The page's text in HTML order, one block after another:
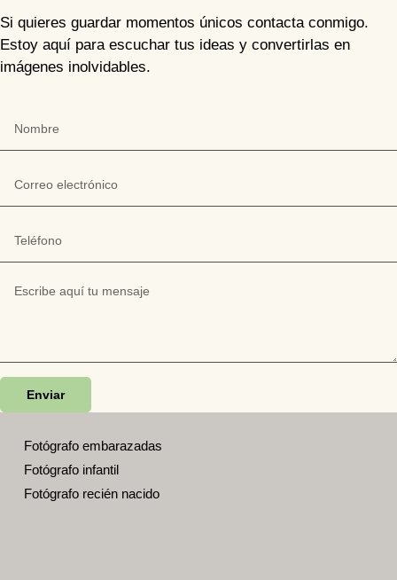
Si quieres guardar momentos únicos contacta conmigo.
Estoy aquí para escuchar tus ideas y convertirlas en
imágenes inolvidables.
Enviar
Fotógrafo embarazadas
Fotógrafo infantil
Fotógrafo recién nacido